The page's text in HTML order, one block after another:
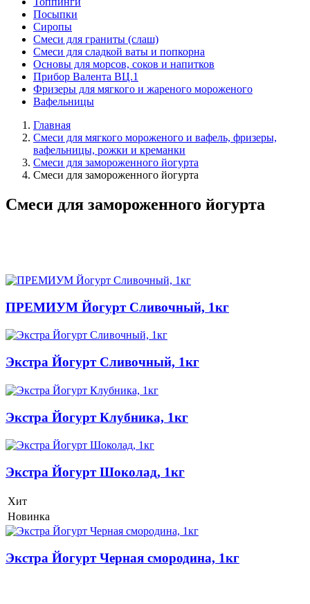
Посыпки
Сиропы
Смеси для граниты (слаш)
Смеси для сладкой ваты и попкорна
Основы для морсов, соков и напитков
Прибор Валента ВЦ.1
Фризеры для мягкого и жареного мороженого
Вафельницы
Главная
Смеси для мягкого мороженого и вафель, фризеры,
вафельницы, рожки и креманки
Смеси для замороженного йогурта
Смеси для замороженного йогурта
Смеси для замороженного йогурта
ПРЕМИУМ Йогурт Сливочный, 1кг
Экстра Йогурт Сливочный, 1кг
Экстра Йогурт Клубника, 1кг
Экстра Йогурт Шоколад, 1кг
Хит
Новинка
Экстра Йогурт Черная смородина, 1кг